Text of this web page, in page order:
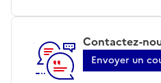
Contactez-
Envoyer un